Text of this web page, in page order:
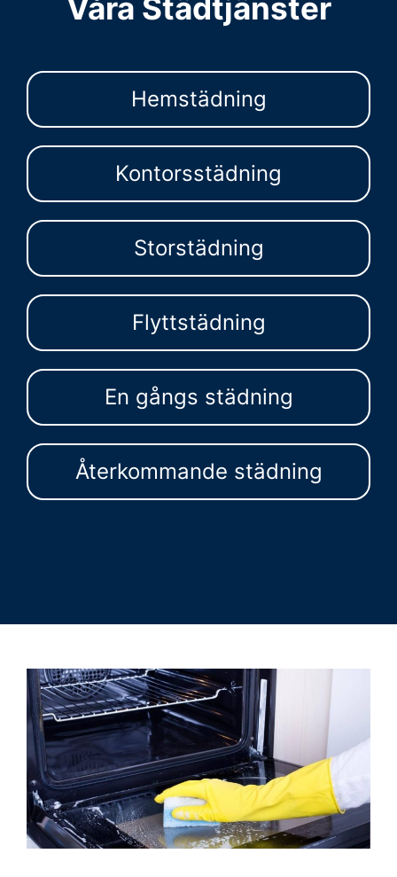
Våra Städtjänster
Hemstädning
Kontorsstädning
Storstädning
Flyttstädning
En gångs städning
Återkommande städning